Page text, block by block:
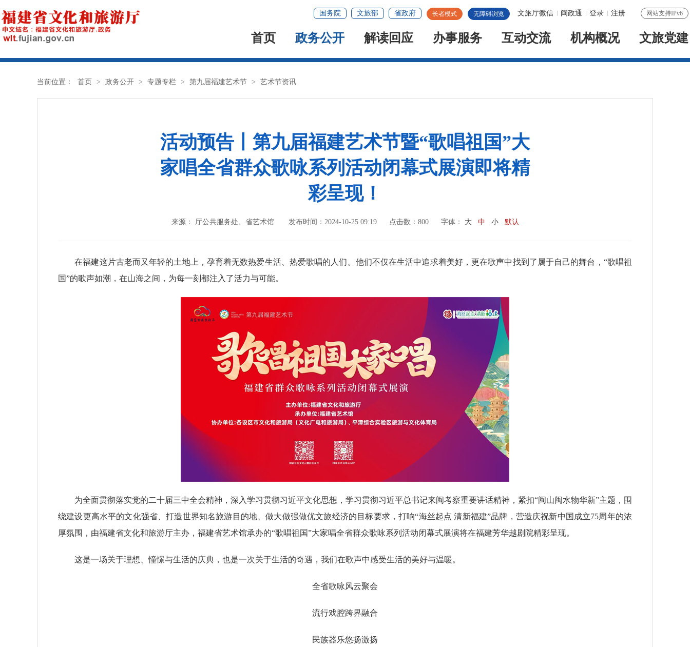
网站支持IPv6
文旅厅微信 闽政通 登录 注册
无障碍浏览
长者模式
国务院 文旅部 省政府
首页 政务公开 解读回应 办事服务 互动交流 机构概况 文旅党建
当前位置： 首页 > 政务公开 > 专题专栏 > 第九届福建艺术节 > 艺术节资讯
活动预告丨第九届福建艺术节暨“歌唱祖国”大
家唱全省群众歌咏系列活动闭幕式展演即将精
彩呈现！
来源： 厅公共服务处、省艺术馆 发布时间：2024-10-25 09:19 点击数： 800 字体： 大 中 小 默认
在福建这片古老而又年轻的土地上，孕育着无数热爱生活、热爱歌唱的人们。他们不仅在生活中追求着美好，更在歌声中找到了属于自己的舞台，“歌唱祖
国”的歌声如潮，在山海之间，为每一刻都注入了活力与可能。
为全面贯彻落实党的二十届三中全会精神，深入学习贯彻习近平文化思想，学习贯彻习近平总书记来闽考察重要讲话精神，紧扣“闽山闽水物华新”主题，围
绕建设更高水平的文化强省、打造世界知名旅游目的地、做大做强做优文旅经济的目标要求，打响“海丝起点 清新福建”品牌，营造庆祝新中国成立75周年的浓
厚氛围，由福建省文化和旅游厅主办，福建省艺术馆承办的“歌唱祖国”大家唱全省群众歌咏系列活动闭幕式展演将在福建芳华越剧院精彩呈现。
这是一场关于理想、憧憬与生活的庆典，也是一次关于生活的奇遇，我们在歌声中感受生活的美好与温暖。
全省歌咏风云聚会
流行戏腔跨界融合
民族器乐悠扬激扬